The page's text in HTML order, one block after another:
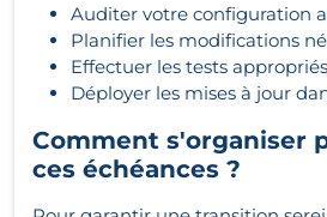
Auditer votre configuration
Planifier les modifications
Effectuer les tests appropriés
Déployer les mises à jour
Comment s'organiser
ces échéances ?